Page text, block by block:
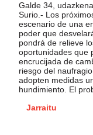
Galde 34,
Surio.- Los
escenario de una
poder que
pondrá de relieve
oportunidades que
encrucijada de
riesgo del
adopten medidas
hundimiento. El
Jarraitu